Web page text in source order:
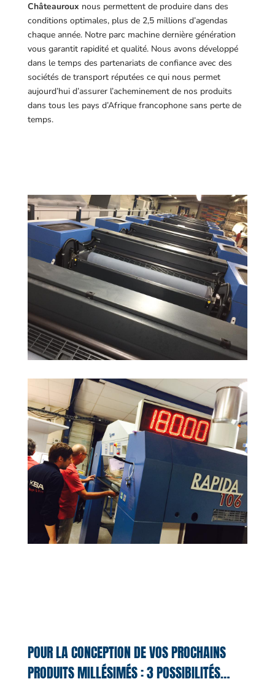
Châteauroux nous permettent de produire dans des
conditions optimales, plus de 2,5 millions d’agendas
chaque année. Notre parc machine dernière génération
vous garantit rapidité et qualité. Nous avons développé
dans le temps des partenariats de confiance avec des
sociétés de transport réputées ce qui nous permet
aujourd’hui d’assurer l’acheminement de nos produits
dans tous les pays d’Afrique francophone sans perte de
temps.
POUR LA CONCEPTION DE VOS PROCHAINS
PRODUITS MILLÉSIMÉS : 3 POSSIBILITÉS…